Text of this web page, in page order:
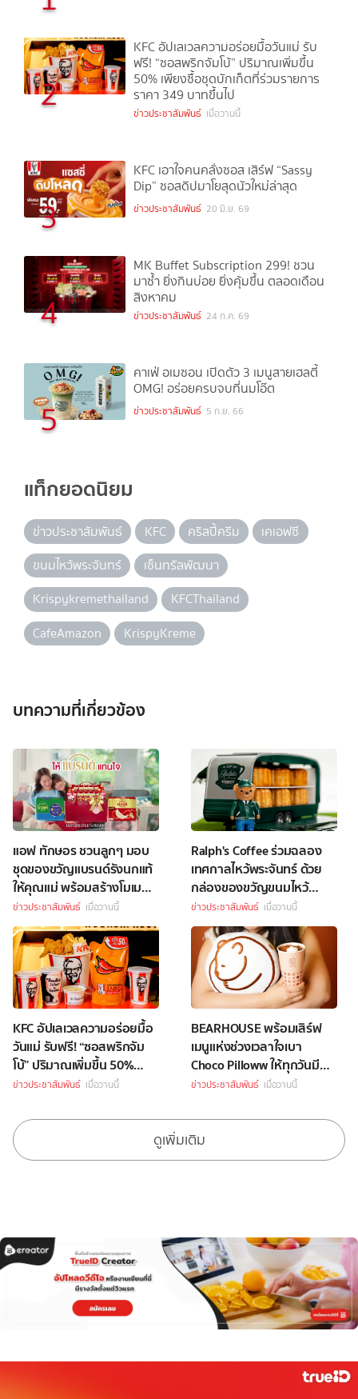
2
KFC อัปเลเวลความอร่อยมื้อวันแม่ รับ
ฟรี! “ซอสพริกจัมโบ้” ปริมาณเพิ่มขึ้น
50% เพียงซื้อชุดบักเก็ตที่ร่วมรายการ
ราคา 349 บาทขึ้นไป
ข่าวประชาสัมพันธ์ เมื่อวานนี้
3
KFC เอาใจคนคลั่งซอส เสิร์ฟ “Sassy
Dip” ซอสดิปมาโยสุดนัวใหม่ล่าสุด
ข่าวประชาสัมพันธ์ 20 มิ.ย. 69
4
MK Buffet Subscription 299! ชวน
มาซ้ำ ยิ่งกินบ่อย ยิ่งคุ้มขึ้น ตลอดเดือน
สิงหาคม
ข่าวประชาสัมพันธ์ 24 ก.ค. 69
5
คาเฟ่ อเมซอน เปิดตัว 3 เมนูสายเฮลตี้
OMG! อร่อยครบจบที่นมโอ๊ต
ข่าวประชาสัมพันธ์ 5 ก.ย. 66
แท็กยอดนิยม
ข่าวประชาสัมพันธ์ KFC คริสปี้ครีม
เคเอฟซี
ขนมไหว้พระจันทร์
เซ็นทรัลพัฒนา
Krispykremethailand
KFCThailand
CafeAmazon
KrispyKreme
บทความที่เกี่ยวข้อง
แอฟ ทักษอร ชวนลูกๆ มอบ
ชุดของขวัญแบรนด์รังนกแท้
ให้คุณแม่ พร้อมสร้างโมเมนต์
อบอุ่น แคมเปญ ให้แบรนด์
แทนใจบอกรักแม่คนเก่งของ
ลูก
ข่าวประชาสัมพันธ์ เมื่อวานนี้
Ralph's Coffee ร่วมฉลอง
เทศกาลไหว้พระจันทร์ ด้วย
กล่องของขวัญขนมไหว้
พระจันทร์สุดพิเศษ
ข่าวประชาสัมพันธ์ เมื่อวานนี้
KFC อัปเลเวลความอร่อยมื้อ
วันแม่ รับฟรี! “ซอสพริกจัม
โบ้” ปริมาณเพิ่มขึ้น 50%
เพียงซื้อชุดบักเก็ตที่ร่วม
ข่าวประชาสัมพันธ์ เมื่อวานนี้
BEARHOUSE พร้อมเสิร์ฟ
เมนูแห่งช่วงเวลาใจเบา
Choco Pilloww ให้ทุกวันมี
“Soft Moment”
ข่าวประชาสัมพันธ์ เมื่อวานนี้
ดูเพิ่มเติม